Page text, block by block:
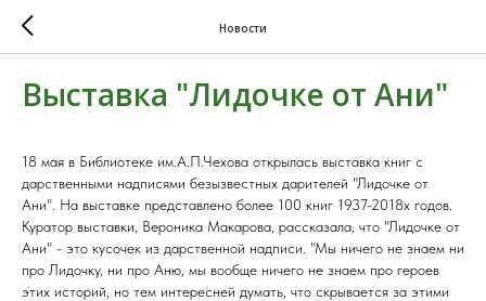
Новости
Выставка "Лидочке от Ани"
18 мая в Библиотеке им.А.П.Чехова открылась выставка книг с
дарственными надписями безызвестных дарителей "Лидочке от
Ани". На выставке представлено более 100 книг 1937-2018х годов.
Куратор выставки, Вероника Макарова, рассказала, что "Лидочке от
Ани" - это кусочек из дарственной надписи. "Мы ничего не знаем ни
про Лидочку, ни про Аню, мы вообще ничего не знаем про героев
этих историй, но тем интересней думать, что скрывается за этими